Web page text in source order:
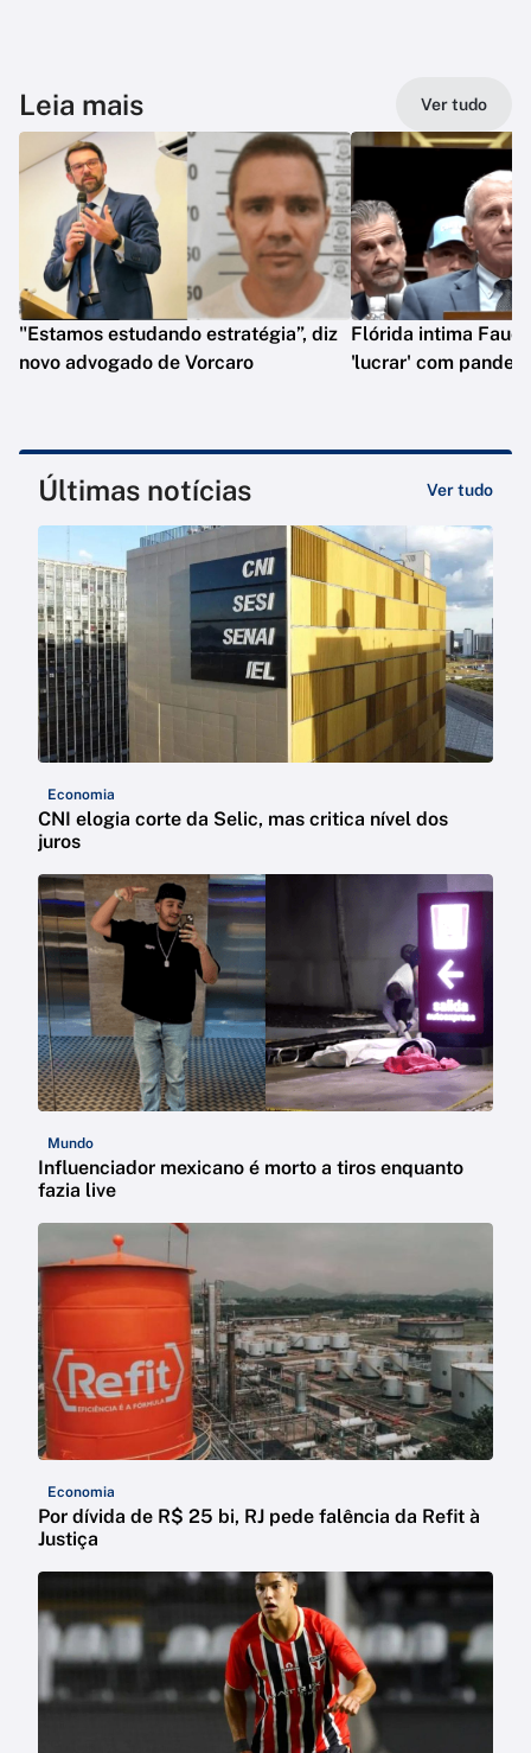
Leia mais Ver tudo
"Estamos estudando estratégia”, diz
novo advogado de Vorcaro
Flórida intima
'lucrar' com
Últimas notícias Ver tudo
Economia
CNI elogia corte da Selic, mas critica nível dos
juros
Mundo
Influenciador mexicano é morto a tiros enquanto
fazia live
Economia
Por dívida de R$ 25 bi, RJ pede falência da Refit à
Justiça